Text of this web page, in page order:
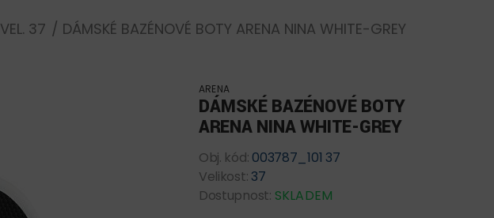
VEL. 37 / DÁMSKÉ BAZÉNOVÉ BOTY ARENA NINA WHITE-GREY
ARENA
DÁMSKÉ BAZÉNOVÉ BOTY
ARENA NINA WHITE-GREY
Obj. kód: 003787_101 37
Velikost: 37
Dostupnost: SKLADEM